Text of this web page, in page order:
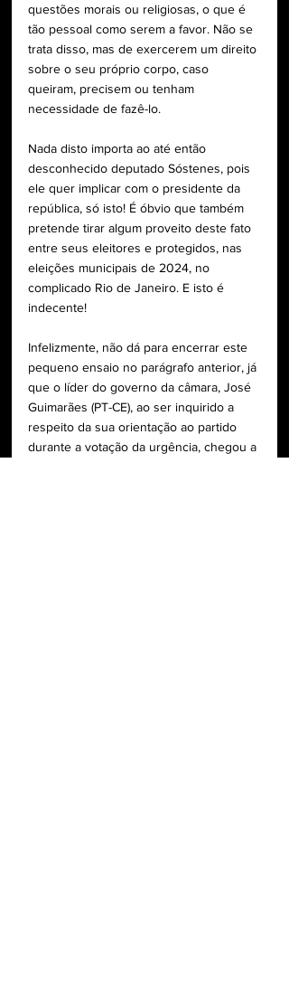
questões morais ou religiosas, o que é
tão pessoal como serem a favor. Não se
trata disso, mas de exercerem um direito
sobre o seu próprio corpo, caso
queiram, precisem ou tenham
necessidade de fazê-lo.
Nada disto importa ao até então
desconhecido deputado Sóstenes, pois
ele quer implicar com o presidente da
república, só isto! É óbvio que também
pretende tirar algum proveito deste fato
entre seus eleitores e protegidos, nas
eleições municipais de 2024, no
complicado Rio de Janeiro. E isto é
indecente!
Infelizmente, não dá para encerrar este
pequeno ensaio no parágrafo anterior, já
que o líder do governo da câmara, José
Guimarães (PT-CE), ao ser inquirido a
respeito da sua orientação ao partido
durante a votação da urgência, chegou a